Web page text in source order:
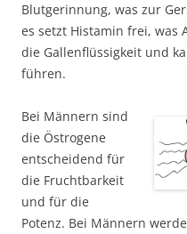
Blutgerinnung, was zur
es setzt Histamin frei, was
die Gallenflüssigkeit und
führen.
Bei Männern sind
die Östrogene
entscheidend für
die Fruchtbarkeit
und für die
Potenz. Bei Männern